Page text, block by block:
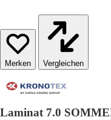
Vergleichen
Laminat 7.0